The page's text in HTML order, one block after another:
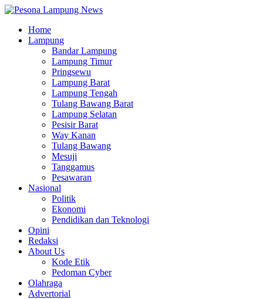
Home
Lampung
Bandar Lampung
Lampung Timur
Pringsewu
Lampung Barat
Lampung Tengah
Tulang Bawang Barat
Lampung Selatan
Pesisir Barat
Way Kanan
Tulang Bawang
Mesuji
Tanggamus
Pesawaran
Nasional
Politik
Ekonomi
Pendidikan dan Teknologi
Opini
Redaksi
About Us
Kode Etik
Pedoman Cyber
Olahraga
Advertorial